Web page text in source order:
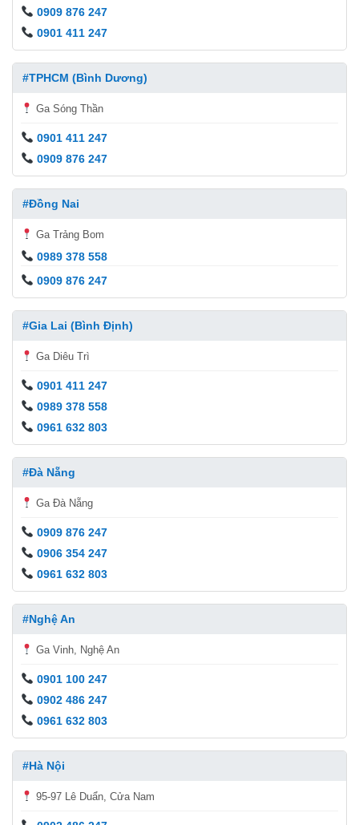
0909 876 247
0901 411 247
#TPHCM (Bình Dương)
Ga Sóng Thần
0901 411 247
0909 876 247
#Đồng Nai
Ga Trảng Bom
0989 378 558
0909 876 247
#Gia Lai (Bình Định)
Ga Diêu Trì
0901 411 247
0989 378 558
0961 632 803
#Đà Nẵng
Ga Đà Nẵng
0909 876 247
0906 354 247
0961 632 803
#Nghệ An
Ga Vinh, Nghệ An
0901 100 247
0902 486 247
0961 632 803
#Hà Nội
95-97 Lê Duẩn, Cửa Nam